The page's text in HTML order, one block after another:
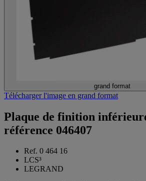
grand format
Télécharger l'image en grand format
Plaque de finition
référence 046407
Ref. 0 464 16
LCS³
LEGRAND